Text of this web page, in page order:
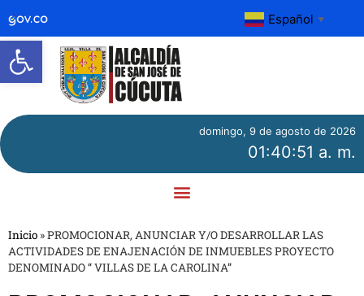
Abrir barra de herramientas
Español ▼
domingo, 9 de agosto de 2026
01:40:51 a. m.
Inicio »PROMOCIONAR, ANUNCIAR Y/O DESARROLLAR LAS
ACTIVIDADES DE ENAJENACIÓN DE INMUEBLES PROYECTO
DENOMINADO “ VILLAS DE LA CAROLINA”